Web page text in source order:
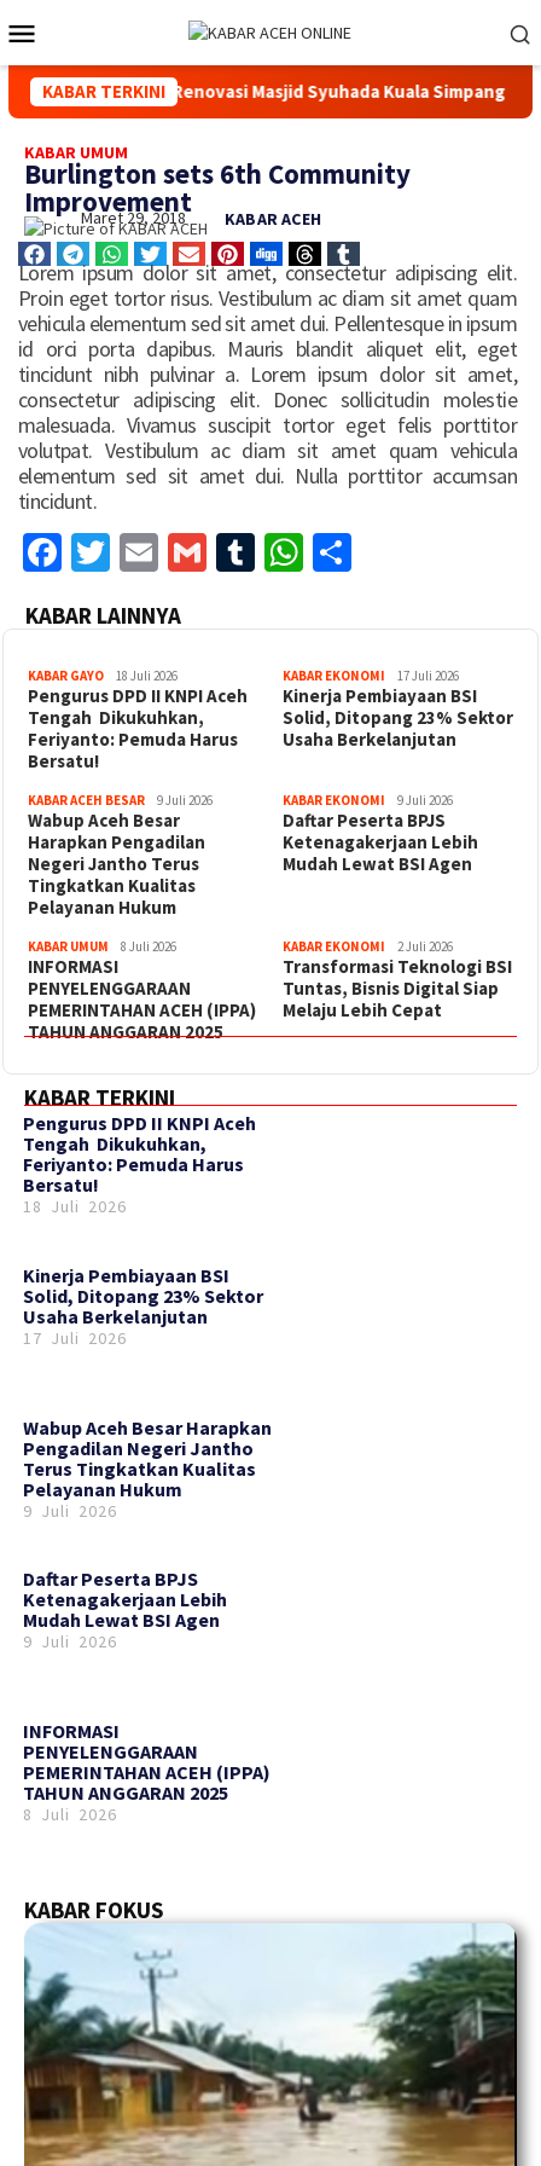
KABAR TERKINI
Melalui Renovasi Masjid Syuhada Kuala Simpang
KABAR UMUM
Burlington sets 6th Community
Improvement KABAR ACEH
Maret 29, 2018
Lorem ipsum dolor sit amet, consectetur adipiscing elit.
Proin eget tortor risus. Vestibulum ac diam sit amet quam
vehicula elementum sed sit amet dui. Pellentesque in ipsum
id orci porta dapibus. Mauris blandit aliquet elit, eget
tincidunt nibh pulvinar a. Lorem ipsum dolor sit amet,
consectetur adipiscing elit. Donec sollicitudin molestie
malesuada. Vivamus suscipit tortor eget felis porttitor
volutpat. Vestibulum ac diam sit amet quam vehicula
elementum sed sit amet dui. Nulla porttitor accumsan
tincidunt.
Facebook
Twitter
EmailGmailTumblrWhatsApp
KABAR LAINNYA
KABAR GAYO 18 Juli 2026
‎Pengurus DPD II KNPI Aceh
Tengah Dikukuhkan,
Feriyanto: Pemuda Harus
Bersatu!
KABAR EKONOMI 17 Juli 2026
Kinerja Pembiayaan BSI
Solid, Ditopang 23% Sektor
Usaha Berkelanjutan
KABAR ACEH BESAR 9 Juli 2026
Wabup Aceh Besar
Harapkan Pengadilan
Negeri Jantho Terus
Tingkatkan Kualitas
Pelayanan Hukum
KABAR EKONOMI 9 Juli 2026
Daftar Peserta BPJS
Ketenagakerjaan Lebih
Mudah Lewat BSI Agen
KABAR UMUM 8 Juli 2026
INFORMASI
PENYELENGGARAAN
PEMERINTAHAN ACEH (IPPA)
TAHUN ANGGARAN 2025
KABAR EKONOMI 2 Juli 2026
Transformasi Teknologi BSI
Tuntas, Bisnis Digital Siap
Melaju Lebih Cepat
KABAR TERKINI
‎Pengurus DPD II KNPI Aceh
Tengah Dikukuhkan,
Feriyanto: Pemuda Harus
Bersatu!
18 Juli 2026
Kinerja Pembiayaan BSI
Solid, Ditopang 23% Sektor
Usaha Berkelanjutan
17 Juli 2026
Wabup Aceh Besar Harapkan
Pengadilan Negeri Jantho
Terus Tingkatkan Kualitas
Pelayanan Hukum
9 Juli 2026
Daftar Peserta BPJS
Ketenagakerjaan Lebih
Mudah Lewat BSI Agen
9 Juli 2026
INFORMASI
PENYELENGGARAAN
PEMERINTAHAN ACEH (IPPA)
TAHUN ANGGARAN 2025
8 Juli 2026
KABAR FOKUS